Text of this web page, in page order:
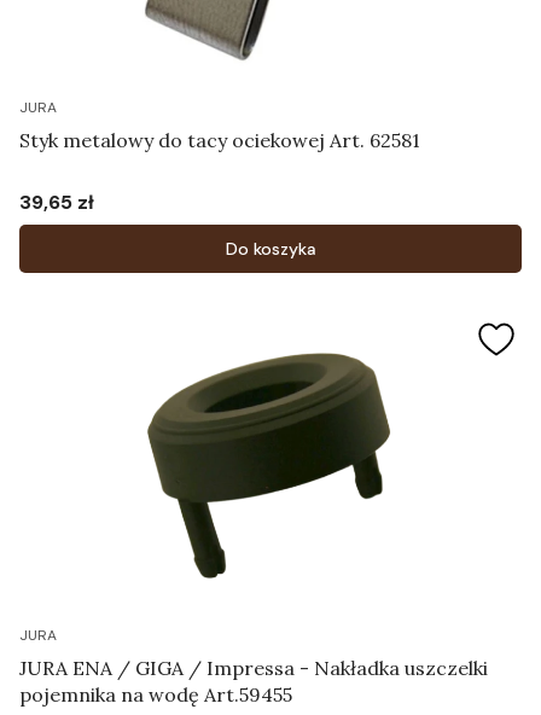
JURA
Styk metalowy do tacy ociekowej Art. 62581
Cena
39,65 zł
Do koszyka
JURA
JURA ENA / GIGA / Impressa - Nakładka uszczelki
pojemnika na wodę Art.59455